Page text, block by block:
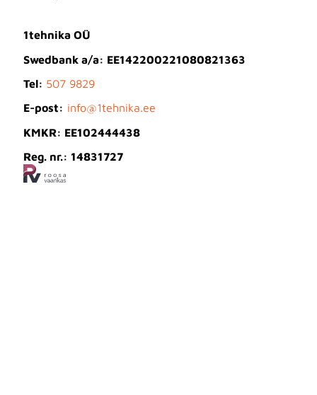
1tehnika OÜ
Swedbank a/a: EE142200221080821363
Tel: 507 9829
E-post: info@1tehnika.ee
KMKR: EE102444438
Reg. nr.: 14831727